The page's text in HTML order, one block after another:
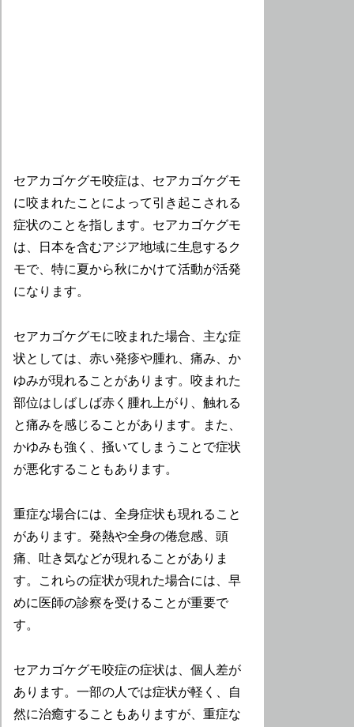
セアカゴケグモ咬症は、セアカゴケグモ
に咬まれたことによって引き起こされる
症状のことを指します。セアカゴケグモ
は、日本を含むアジア地域に生息するク
モで、特に夏から秋にかけて活動が活発
になります。
セアカゴケグモに咬まれた場合、主な症
状としては、赤い発疹や腫れ、痛み、か
ゆみが現れることがあります。咬まれた
部位はしばしば赤く腫れ上がり、触れる
と痛みを感じることがあります。また、
かゆみも強く、掻いてしまうことで症状
が悪化することもあります。
重症な場合には、全身症状も現れること
があります。発熱や全身の倦怠感、頭
痛、吐き気などが現れることがありま
す。これらの症状が現れた場合には、早
めに医師の診察を受けることが重要で
す。
セアカゴケグモ咬症の症状は、個人差が
あります。一部の人では症状が軽く、自
然に治癒することもありますが、重症な